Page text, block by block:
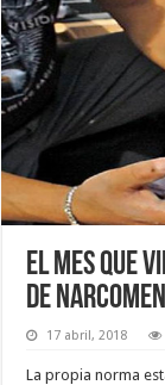
El mes que
de
17 abril, 2018
La propia norma